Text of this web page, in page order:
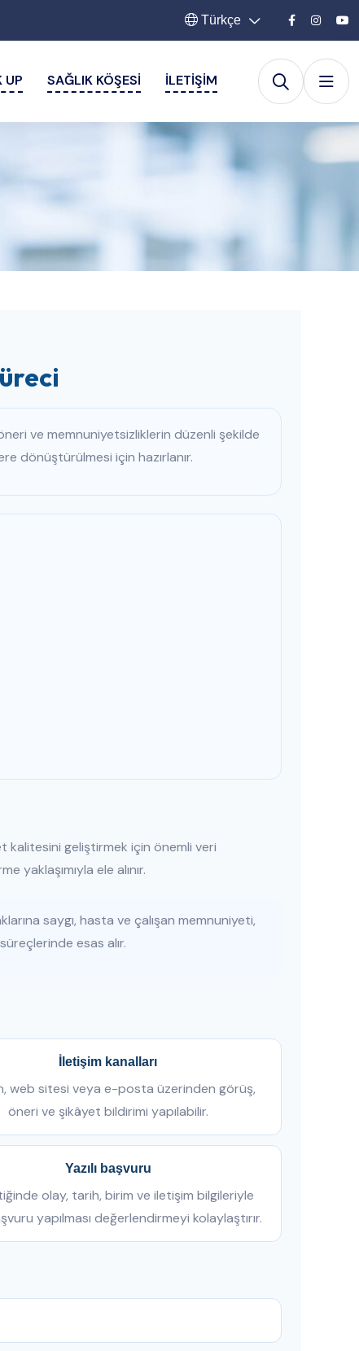
Türkçe
UP SAĞLIK KÖŞESI İLETIŞIM
ve memnuniyetsizliklerin düzenli şekilde
dönüştürülmesi için hazırlanır.
kalitesini geliştirmek için önemli veri
yaklaşımıyla ele alınır.
saygı, hasta ve çalışan memnuniyeti,
esas alır.
İletişim kanalları
web sitesi veya e-posta üzerinden görüş,
öneri ve şikâyet bildirimi yapılabilir.
Yazılı başvuru
olay, tarih, birim ve iletişim bilgileriyle
yapılması değerlendirmeyi kolaylaştırır.